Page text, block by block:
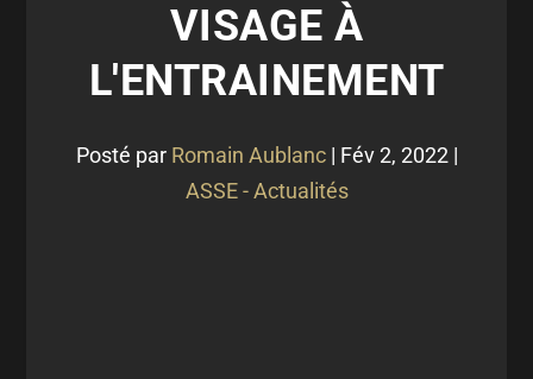
VISAGE À
L'ENTRAINEMENT
Posté par Romain Aublanc| Fév 2, 2022|
ASSE - Actualités